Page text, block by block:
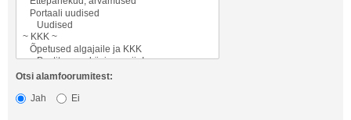
Otsi alamfoorumitest:
Jah
Ei